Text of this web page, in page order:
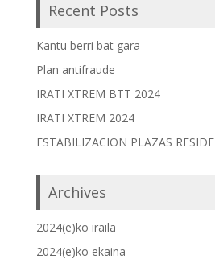
Recent Posts
Kantu berri bat gara
Plan antifraude
IRATI XTREM BTT 2024
IRATI XTREM 2024
ESTABILIZACION PLAZAS
Archives
2024(e)ko iraila
2024(e)ko ekaina